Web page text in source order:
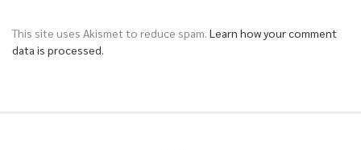
This site uses Akismet to reduce spam. Learn how your comment
data is processed.